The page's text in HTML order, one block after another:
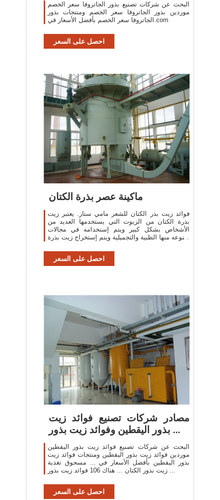
البحث عن شركات تصنيع بذور الجاتروفا سعر الخصم
موردين بذور الجاتروفا سعر الخصم ومنتجات بذور
الجاتروفا سعر الخصم بأفضل الأسعار في.com
احصل على السعر
ماكينة عصر بذرة الكتان
فوائد زيت بذر الكتان للشعر مامي ستار. يعتبر زيت
بذرة الكتان من الزيوت التي يستخدمها العديد من
الأشخاص بشكل كبير ويتم إستخدامه في مجالات
متنوعه منها الطبية والتجميلية ويتم إستخراج زيت بذرة
احصل على السعر
مصادر شركات تصنيع فوائد زيت
بذور اليقطين وفوائد زيت بذور ...
البحث عن شركات تصنيع فوائد زيت بذور اليقطين
موردين فوائد زيت بذور اليقطين ومنتجات فوائد زيت
بذور اليقطين بأفضل الأسعار في ... مسحوق تغذية
زيت بذور الكتان ... هناك 106 فوائد زيت بذور ...
احصل على السعر